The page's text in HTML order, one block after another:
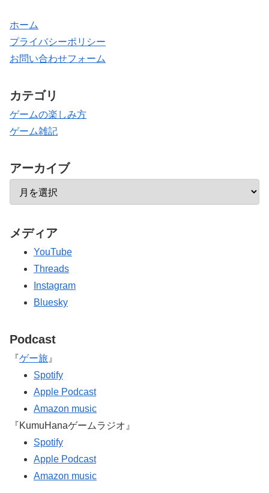
ホーム
プライバシーポリシー
お問い合わせフォーム
カテゴリ
ゲームの楽しみ方
ゲーム雑記
アーカイブ
メディア
YouTube
Threads
Instagram
Bluesky
Podcast
『ゲー旅 』
Spotify
Apple Podcast
Amazon music
『KumuHanaゲームラジオ』
Spotify
Apple Podcast
Amazon music